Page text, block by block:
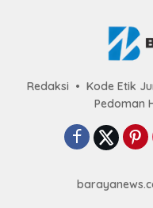
Redaksi Kode Etik
Pedoman